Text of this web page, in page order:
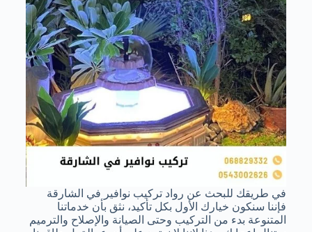
في طريقك للبحث عن رواد تركيب نوافير في الشارقة
فإننا سنكون خيارك الأول بكل تأكيد، نثق بأن خدماتنا
المتنوعة بدء من التركيب وحتى الصيانة والإصلاح والترميم